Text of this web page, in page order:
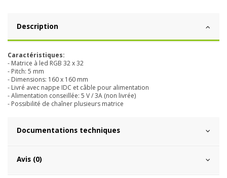
Description
Caractéristiques:
- Matrice à led RGB 32 x 32
- Pitch: 5 mm
- Dimensions: 160 x 160 mm
- Livré avec nappe IDC et câble pour alimentation
- Alimentation conseillée: 5 V / 3A (non livrée)
- Possibilité de chaîner plusieurs matrice
Documentations techniques
Avis (0)